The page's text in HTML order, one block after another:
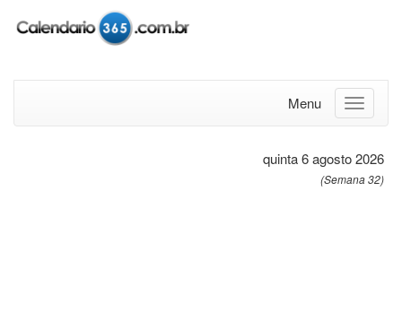
Menu
quinta 6 agosto 2026
(Semana 32)